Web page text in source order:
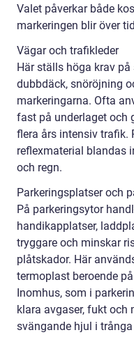
Valet påverkar både
markeringen blir över
Vägar och trafikleder
Här ställs höga krav
dubbdäck, snöröjning
markeringarna. Ofta
fast på underlaget och
flera års intensiv trafik.
reflexmaterial blandas
och regn.
Parkeringsplatser och
På parkeringsytor
handikapplatser,
tryggare och minskar
plåtskador. Här
termoplast beroende
Inomhus, som i
klara avgaser, fukt
svängande hjul i